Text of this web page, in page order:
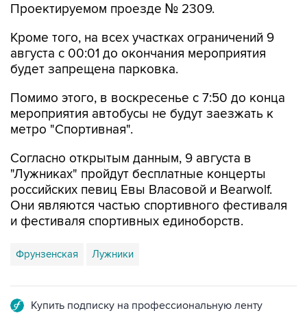
Проектируемом проезде № 2309.
Кроме того, на всех участках ограничений 9
августа с 00:01 до окончания мероприятия
будет запрещена парковка.
Помимо этого, в воскресенье с 7:50 до конца
мероприятия автобусы не будут заезжать к
метро "Спортивная".
Согласно открытым данным, 9 августа в
"Лужниках" пройдут бесплатные концерты
российских певиц Евы Власовой и Bearwolf.
Они являются частью спортивного фестиваля
и фестиваля спортивных единоборств.
Фрунзенская Лужники
Купить подписку на профессиональную ленту